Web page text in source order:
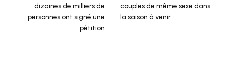
dizaines de milliers de
personnes ont signé une
pétition
couples de même sexe dans
la saison à venir